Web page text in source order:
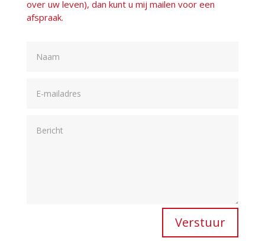
over uw leven), dan kunt u mij mailen voor een
afspraak.
Verstuur